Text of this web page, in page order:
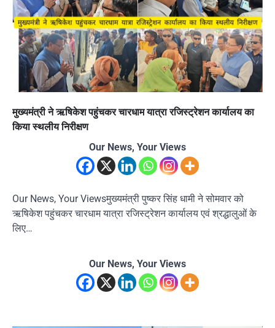
मुख्यमंत्री ने ऋषिकेश पहुंचकर चारधाम यात्रा रजिस्ट्रेशन कार्यालय का
किया स्थलीय निरीक्षण
Our News, Your Views
Our News, Your Viewsमुख्यमंत्री पुष्कर सिंह धामी ने सोमवार को
ऋषिकेश पहुंचकर चारधाम यात्रा रजिस्ट्रेशन कार्यालय एवं श्रद्धालुओं के
लिए…
Our News, Your Views